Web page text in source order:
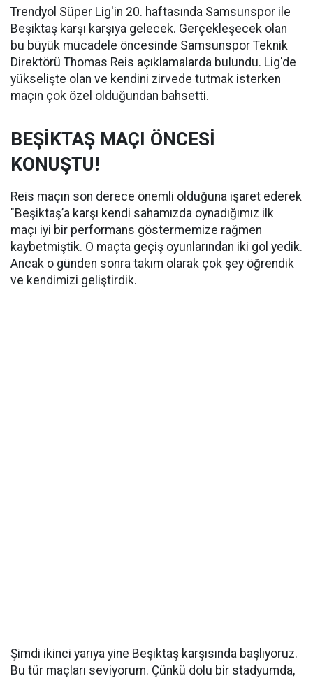
Trendyol Süper Lig'in 20. haftasında Samsunspor ile
Beşiktaş karşı karşıya gelecek. Gerçekleşecek olan
bu büyük mücadele öncesinde Samsunspor Teknik
Direktörü Thomas Reis açıklamalarda bulundu. Lig'de
yükselişte olan ve kendini zirvede tutmak isterken
maçın çok özel olduğundan bahsetti.
BEŞİKTAŞ MAÇI ÖNCESİ
KONUŞTU!
Reis maçın son derece önemli olduğuna işaret ederek
"Beşiktaş’a karşı kendi sahamızda oynadığımız ilk
maçı iyi bir performans göstermemize rağmen
kaybetmiştik. O maçta geçiş oyunlarından iki gol yedik.
Ancak o günden sonra takım olarak çok şey öğrendik
ve kendimizi geliştirdik.
Şimdi ikinci yarıya yine Beşiktaş karşısında başlıyoruz.
Bu tür maçları seviyorum. Çünkü dolu bir stadyumda,